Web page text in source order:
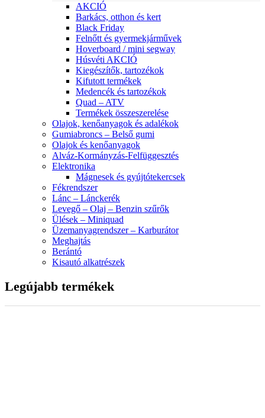
AKCIÓ
Barkács, otthon és kert
Black Friday
Felnőtt és gyermekjárművek
Hoverboard / mini segway
Húsvéti AKCIÓ
Kiegészítők, tartozékok
Kifutott termékek
Medencék és tartozékok
Quad – ATV
Termékek összeszerelése
Olajok, kenőanyagok és adalékok
Gumiabroncs – Belső gumi
Olajok és kenőanyagok
Alváz-Kormányzás-Felfüggesztés
Elektronika
Mágnesek és gyújtótekercsek
Fékrendszer
Lánc – Lánckerék
Levegő – Olaj – Benzin szűrők
Ülések – Miniquad
Üzemanyagrendszer – Karburátor
Meghajtás
Berántó
Kisautó alkatrészek
Legújabb termékek